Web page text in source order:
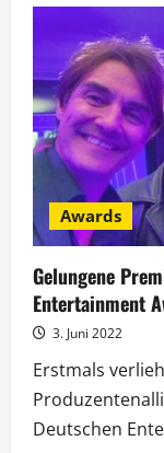
Awards
Gelungene
Entertainment
3. Juni 2022
Erstmals
Deutschen